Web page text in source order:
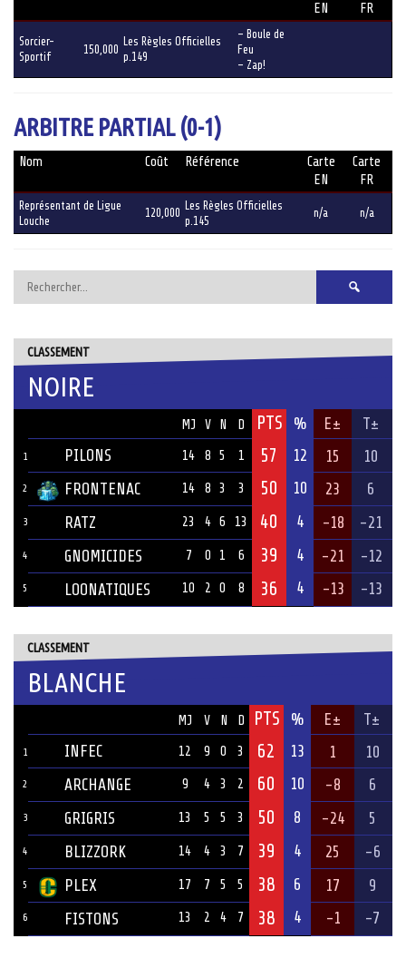
EN
FR
Sorcier-
Sportif
150,000
Les Règles Officielles
p.149
– Boule de
Feu
– Zap!
ARBITRE PARTIAL (0-1)
Nom Coût Référence
Carte
EN
Carte
FR
Représentant de Ligue
Louche
120,000
Les Règles Officielles
p.145
n/a n/a
Rechercher :
CLASSEMENT
NOIRE
MJ V N D PTS % E± T±
1 PILONS 14 8 5 1 57 12 15 10
2 FRONTENAC 14 8 3 3 50 10 23 6
3 RATZ 23 4 6 13 40 4 -18 -21
4 GNOMICIDES 7 0 1 6 39 4 -21 -12
5 LOONATIQUES 10 2 0 8 36 4 -13 -13
CLASSEMENT
BLANCHE
MJ V N D PTS % E± T±
1 INFEC 12 9 0 3 62 13 1 10
2 ARCHANGE 9 4 3 2 60 10 -8 6
3 GRIGRIS 13 5 5 3 50 8 -24 5
4 BLIZZORK 14 4 3 7 39 4 25 -6
5 PLEX 17 7 5 5 38 6 17 9
6 FISTONS 13 2 4 7 38 4 -1 -7